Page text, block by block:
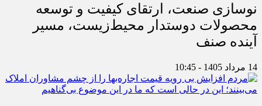
نوسازی صنعت، ارتقای کیفیت و توسعه
محصولات دوستدار محیط‌زیست، مسیر
آینده صنف
14 مرداد 1405 - 10:45